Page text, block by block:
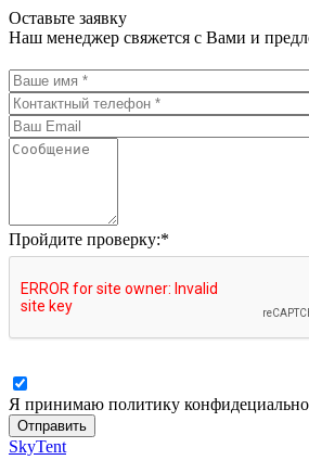
Оставьте заявку
Наш менеджер свяжется с Вами и
Пройдите проверку:*
Я принимаю политику
SkyTent